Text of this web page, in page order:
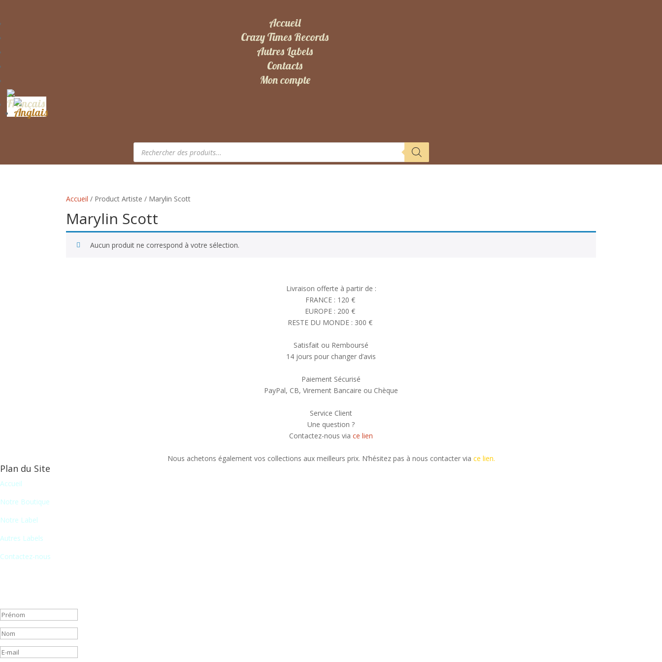
Accueil
Crazy Times Records
Autres Labels
Contacts
Mon compte
Recherche
produits
Accueil / Product Artiste / Marylin Scott
Marylin Scott
Aucun produit ne correspond à votre sélection.
Livraison offerte à partir de :
FRANCE : 120 €
EUROPE : 200 €
RESTE DU MONDE : 300 €
Satisfait ou Remboursé
14 jours pour changer d’avis
Paiement Sécurisé
PayPal, CB, Virement Bancaire ou Chèque
Service Client
Une question ?
Contactez-nous via ce lien
Nous achetons également vos collections aux meilleurs prix. N’hésitez pas à nous contacter via ce lien.
Plan du Site
Accueil
Notre Boutique
Notre Label
Autres Labels
Contactez-nous